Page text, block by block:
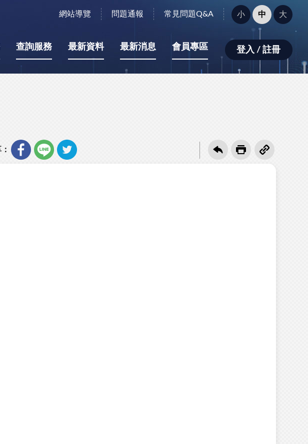
網站導覽 問題通報 常見問題Q&A
字
型
小：
小 中 大
查詢服務 最新資料 最新消息 會員專區 登入 / 註冊